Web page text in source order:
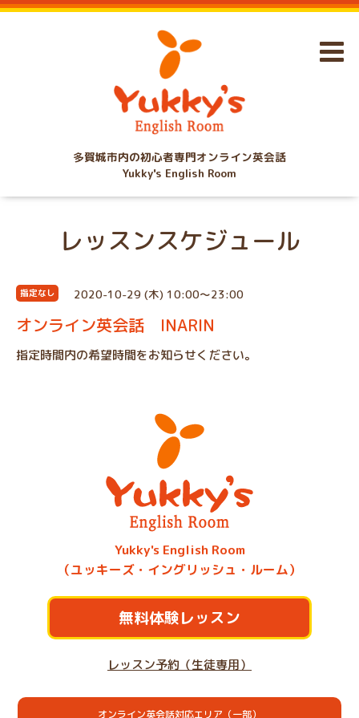
多賀城市内の初心者専門オンライン英会話
Yukky's English Room
レッスンスケジュール
指定なし 2020-10-29 (木) 10:00～23:00
オンライン英会話 INARIN
指定時間内の希望時間をお知らせください。
Yukky's English Room
（ユッキーズ・イングリッシュ・ルーム）
無料体験レッスン
レッスン予約（生徒専用）
オンライン英会話対応エリア（一部）